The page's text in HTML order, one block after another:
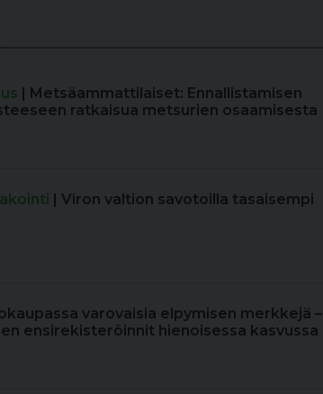
| Metsäammattilaiset: Ennallistamisen
ratkaisua metsurien osaamisesta
| Viron valtion savotoilla tasaisempi
varovaisia elpymisen merkkejä –
ensirekisteröinnit hienoisessa kasvussa